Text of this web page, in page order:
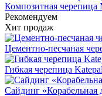
Композитная черепица
Рекомендуем
Хит продаж
Цементно-песчаная
Гибкая черепица
Сайдинг «Корабельная